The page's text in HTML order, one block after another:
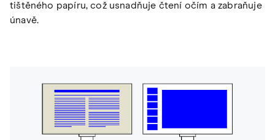
tištěného papíru, což usnadňuje čtení očím a zabraňuje
únavě.